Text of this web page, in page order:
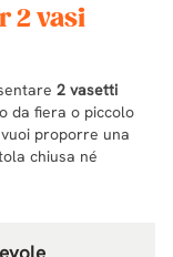
2 vasi
2 vasetti
da fiera o piccolo
proporre una
chiusa né